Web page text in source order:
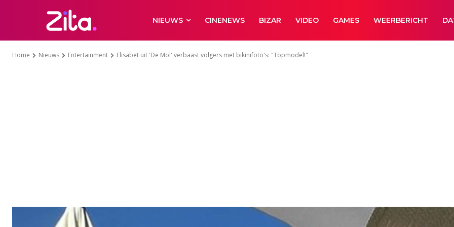
NIEUWS CINENEWS BIZAR VIDEO GAMES WEERBERICHT
Home Nieuws Entertainment Elisabet uit 'De Mol' verbaast volgers met bikinifoto's: "Topmodel!"